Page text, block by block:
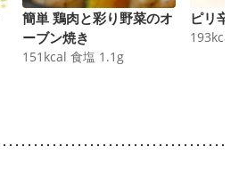
簡単 鶏肉と彩り野菜のオ
ーブン焼き
151 kcal 食塩 1.1 g
ピリ辛
193kcal